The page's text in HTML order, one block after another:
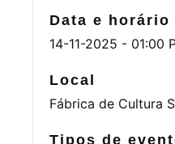
Data e horário
14-11-2025 - 01:00
Local
Fábrica de Cultura
Tipos de